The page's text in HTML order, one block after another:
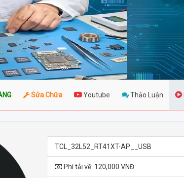
Sửa Chữa Youtube Thảo Luận
TCL_32L52_RT41XT-AP__USB
Phí tải về: 120,000 VNĐ